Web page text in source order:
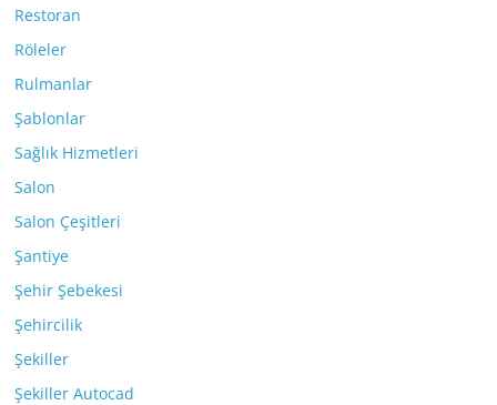
Restoran
Röleler
Rulmanlar
Şablonlar
Sağlık Hizmetleri
Salon
Salon Çeşitleri
Şantiye
Şehir Şebekesi
Şehircilik
Şekiller
Şekiller Autocad